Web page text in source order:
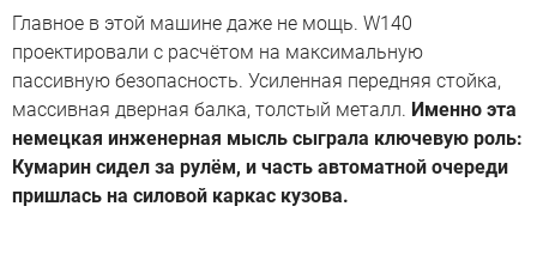
Главное в этой машине даже не мощь. W140
проектировали с расчётом на максимальную
пассивную безопасность. Усиленная передняя стойка,
массивная дверная балка, толстый металл. Именно эта
немецкая инженерная мысль сыграла ключевую роль:
Кумарин сидел за рулём, и часть автоматной очереди
пришлась на силовой каркас кузова.